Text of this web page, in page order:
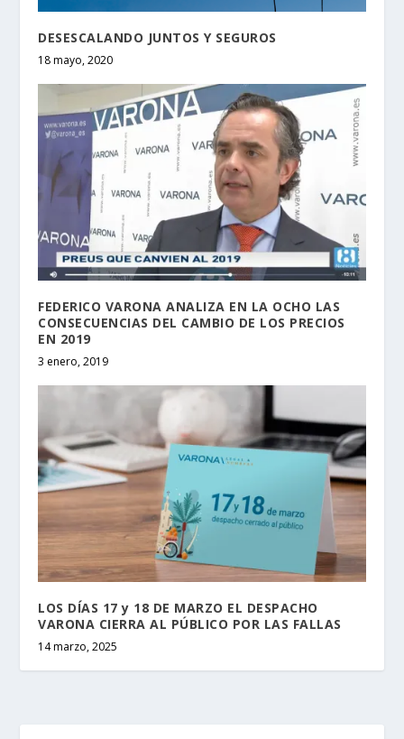
DESESCALANDO JUNTOS Y SEGUROS
18 mayo, 2020
FEDERICO VARONA ANALIZA EN LA OCHO LAS
CONSECUENCIAS DEL CAMBIO DE LOS PRECIOS
EN 2019
3 enero, 2019
LOS DÍAS 17 y 18 DE MARZO EL DESPACHO
VARONA CIERRA AL PÚBLICO POR LAS FALLAS
14 marzo, 2025